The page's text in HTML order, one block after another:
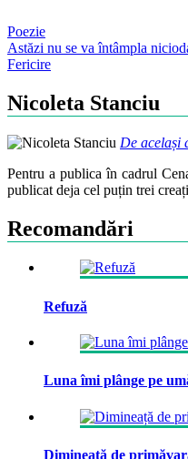
Poezie
Post
navigation
Astăzi nu se va întâmpla
Fericire
Nicoleta Stanciu
De același
Pentru a publica în cadrul
publicat deja cel puțin trei
Recomandări
Refuză
Luna îmi plânge pe
Dimineață de